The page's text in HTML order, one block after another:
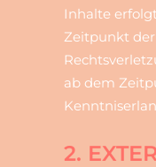
Inhalte
Zeitpunkt
ab dem
2.